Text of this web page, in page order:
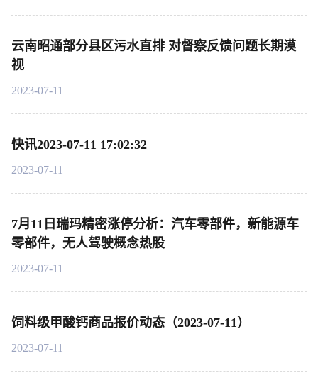
云南昭通部分县区污水直排 对督察反馈问题长期漠
视
2023-07-11
快讯2023-07-11 17:02:32
2023-07-11
7月11日瑞玛精密涨停分析：汽车零部件，新能源车
零部件，无人驾驶概念热股
2023-07-11
饲料级甲酸钙商品报价动态（2023-07-11）
2023-07-11